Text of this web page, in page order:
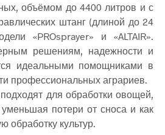
объёмом до 4400 литров и с
штанг (длиной до 24
«PROsprayer» и «ALTAIR».
решениям, надежности и
идеальными помощниками в
профессиональных аграриев.
для обработки овощей,
потери от сноса и как
обработку культур.